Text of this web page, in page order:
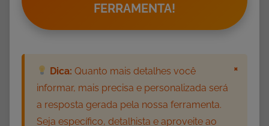
a
FERRAMENTA!
Dica: Quanto mais detalhes você
informar, mais precisa e personalizada será
a resposta gerada pela nossa ferramenta.
Seja específico, detalhista e aproveite ao
×